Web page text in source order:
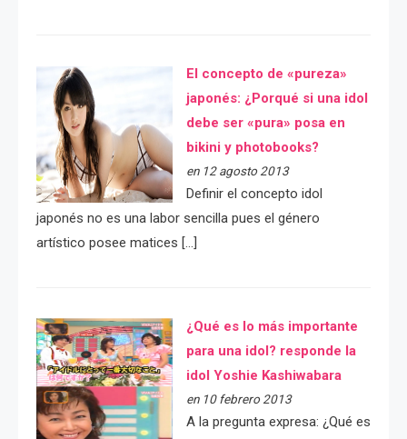
El concepto de «pureza»
japonés: ¿Porqué si una idol
debe ser «pura» posa en
bikini y photobooks?
en 12 agosto 2013
Definir el concepto idol
japonés no es una labor sencilla pues el género
artístico posee matices […]
¿Qué es lo más importante
para una idol? responde la
idol Yoshie Kashiwabara
en 10 febrero 2013
A la pregunta expresa: ¿Qué es